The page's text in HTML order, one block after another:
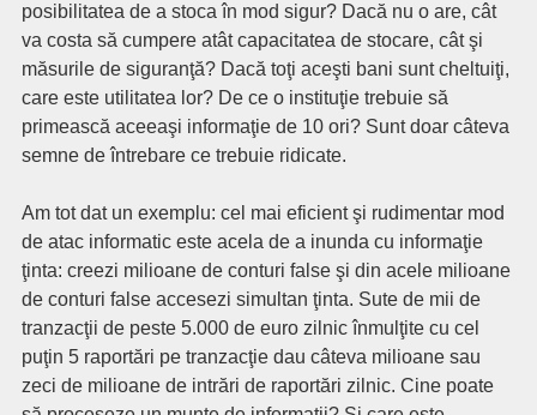
posibilitatea de a stoca în mod sigur? Dacă nu o are, cât
va costa să cumpere atât capacitatea de stocare, cât şi
măsurile de siguranţă? Dacă toţi aceşti bani sunt cheltuiţi,
care este utilitatea lor? De ce o instituţie trebuie să
primească aceeaşi informaţie de 10 ori? Sunt doar câteva
semne de întrebare ce trebuie ridicate.
Am tot dat un exemplu: cel mai eficient şi rudimentar mod
de atac informatic este acela de a inunda cu informaţie
ţinta: creezi milioane de conturi false şi din acele milioane
de conturi false accesezi simultan ţinta. Sute de mii de
tranzacţii de peste 5.000 de euro zilnic înmulţite cu cel
puţin 5 raportări pe tranzacţie dau câteva milioane sau
zeci de milioane de intrări de raportări zilnic. Cine poate